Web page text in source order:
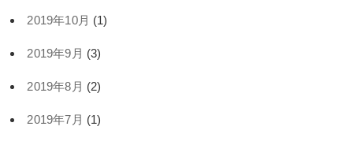
2019年10月 (1)
2019年9月 (3)
2019年8月 (2)
2019年7月 (1)